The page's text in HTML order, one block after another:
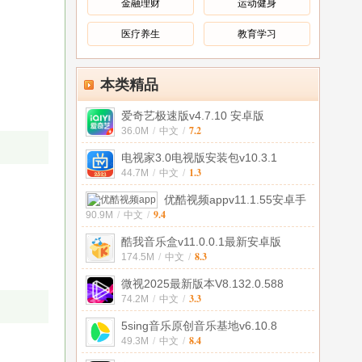
金融理财 运动健身
医疗养生 教育学习
本类精品
爱奇艺极速版v4.7.10 安卓版
36.0M / 中文 / 7.2
电视家3.0电视版安装包v10.3.1
44.7M / 中文 / 1.3
优酷视频appv11.1.55安卓手
机通
90.9M / 中文 / 9.4
酷我音乐盒v11.0.0.1最新安卓版
174.5M / 中文 / 8.3
微视2025最新版本V8.132.0.588
74.2M / 中文 / 3.3
5sing音乐原创音乐基地v6.10.8
49.3M / 中文 / 8.4